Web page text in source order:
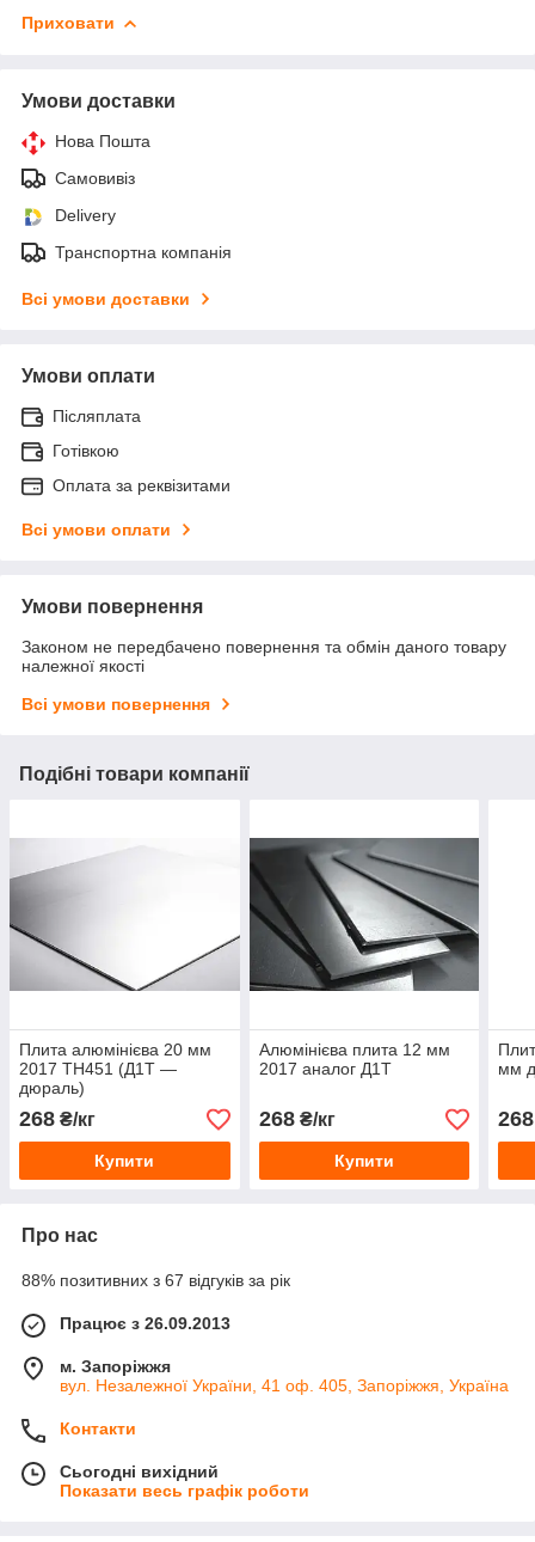
Приховати
Умови доставки
Нова Пошта
Самовивіз
Delivery
Транспортна компанія
Всі умови доставки
Умови оплати
Післяплата
Готівкою
Оплата за реквізитами
Всі умови оплати
Умови повернення
Законом не передбачено повернення та обмін даного товару
належної якості
Всі умови повернення
Подібні товари компанії
Плита алюмінієва 20 мм
2017 ТН451 (Д1Т —
дюраль)
268 ₴/кг
Купити
Алюмінієва плита 12 мм
2017 аналог Д1Т
268₴/кг
Купити
мм
268
Про нас
88% позитивних з 67 відгуків за рік
Працює з 26.09.2013
м. Запоріжжя
вул. Незалежної України, 41 оф. 405, Запоріжжя, Україна
Контакти
Сьогодні вихідний
Показати весь графік роботи